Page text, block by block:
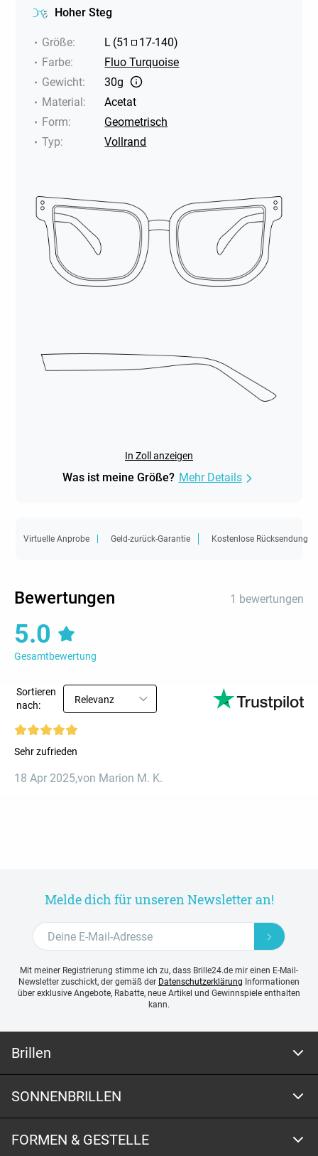
Hoher Steg
Größe: L (51 17-140)
Farbe:
Fluo Turquoise
Gewicht:
30g
Material:
Acetat
Form:
Geometrisch
Typ: Vollrand
In Zoll anzeigen
Was ist meine Größe? Mehr Details
Virtuelle Anprobe Geld-zurück-Garantie Kostenlose Rücksendung
Bewertungen 1 bewertungen
5.0
Gesamtbewertung
Sortieren
nach:
Relevanz
Sehr zufrieden
18 Apr 2025,von Marion M. K.
Melde dich für unseren Newsletter an!
Mit meiner Registrierung stimme ich zu, dass Brille24.de mir einen E-Mail-
Newsletter zuschickt, der gemäß der Datenschutzerklärung Informationen
über exklusive Angebote, Rabatte, neue Artikel und Gewinnspiele enthalten
kann.
Brillen
SONNENBRILLEN
FORMEN & GESTELLE